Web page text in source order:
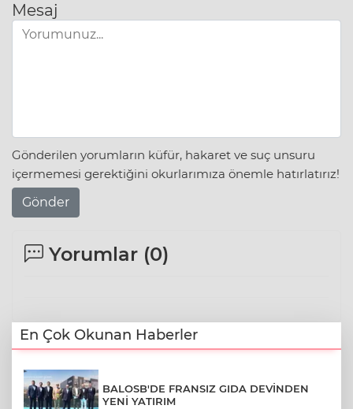
Mesaj
Gönderilen yorumların küfür, hakaret ve suç unsuru
içermemesi gerektiğini okurlarımıza önemle hatırlatırız!
Gönder
Yorumlar (0)
En Çok Okunan Haberler
BALOSB'DE FRANSIZ GIDA DEVİNDEN
YENİ YATIRIM